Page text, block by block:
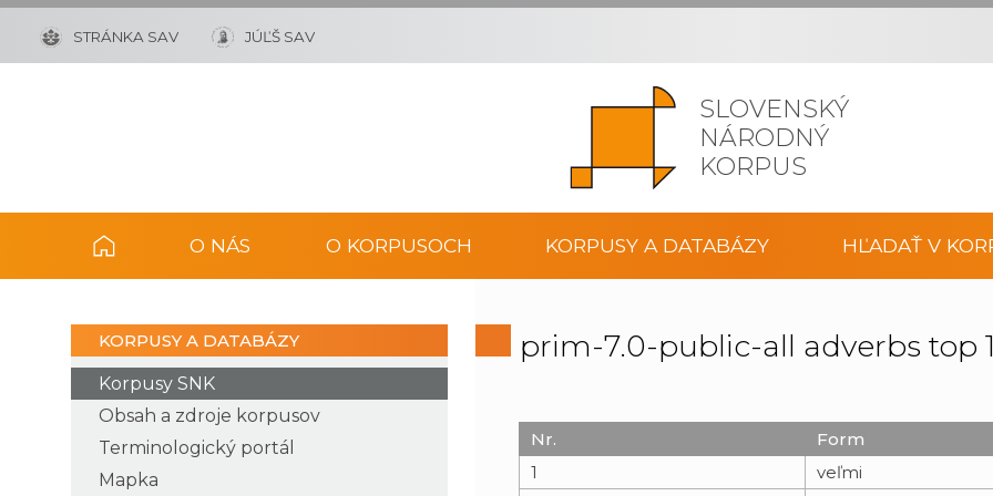
SLOVENSKÝ
NÁRODNÝ
KORPUS
STRÁNKA SAV JÚĽŠ SAV
O NÁS O KORPUSOCH KORPUSY A DATABÁZY HĽADAŤ V
KORPUSY A DATABÁZY
Korpusy SNK
Obsah a zdroje korpusov
Terminologický portál
Mapka
prim-7.0-public-all adverbs top
Nr. Form
1
veľmi